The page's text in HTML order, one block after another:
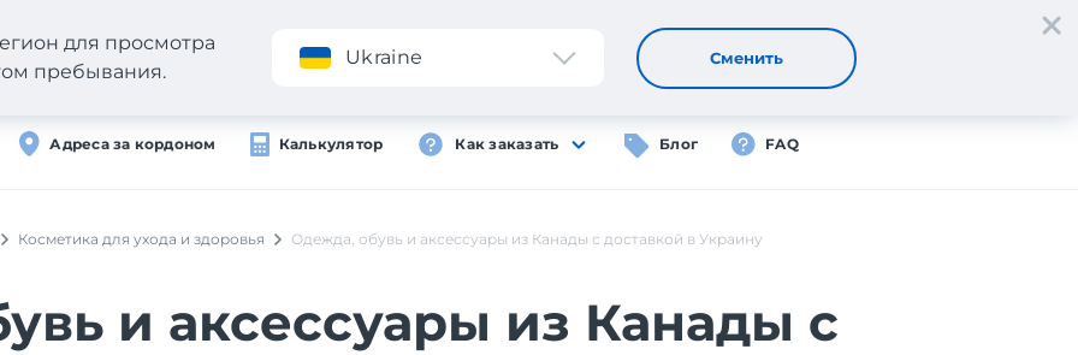
Приложение Регистрация Вход
Адреса за кордоном Калькулятор Как заказать Блог FAQ
для просмотра
пребывания.
Ukraine Сменить
Косметика для ухода и здоровья Одежда, обувь и аксессуары из Канады с доставкой в Украину
и аксессуары из Канады с